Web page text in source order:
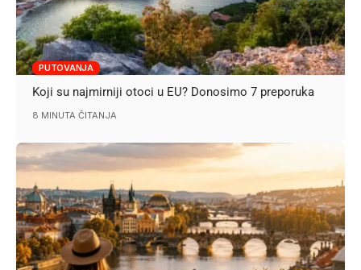
PUTOVANJA
Koji su najmirniji otoci u EU? Donosimo 7 preporuka
8 MINUTA ČITANJA